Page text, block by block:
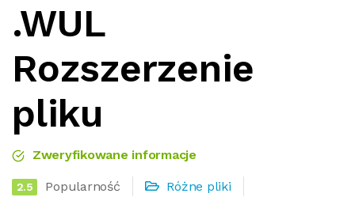
.WUL
Rozszerzenie
pliku
Zweryfikowane informacje
2.5 Popularność Różne pliki